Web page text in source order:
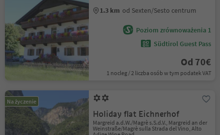
1.3 km od Sexten/Sesto centrum
Poziom zrównoważenia 1
Südtirol Guest Pass
Od 70€
1 nocleg / 2 liczba osób w tym podatek VAT
Na życzenie
Holiday flat Eichnerhof
Margreid a.d.W./Magrè s.S.d.V., Margreid an der
Weinstraße/Magrè sulla Strada del Vino, Alto